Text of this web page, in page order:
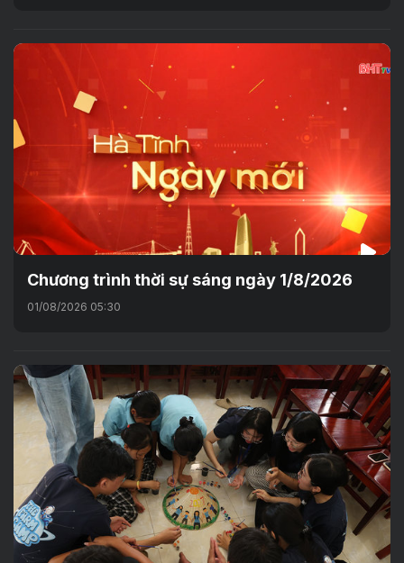
Chương trình thời sự sáng ngày 1/8/2026
01/08/2026 05:30